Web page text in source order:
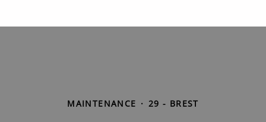
MAINTENANCE · 29 - BREST